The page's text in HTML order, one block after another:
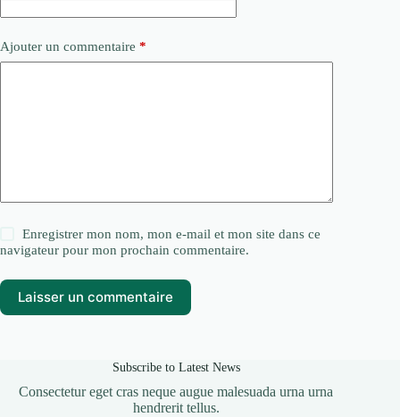
Ajouter un commentaire *
Enregistrer mon nom, mon e-mail et mon site dans ce
navigateur pour mon prochain commentaire.
Laisser un commentaire
Subscribe to Latest News
Consectetur eget cras neque augue malesuada urna urna
hendrerit tellus.